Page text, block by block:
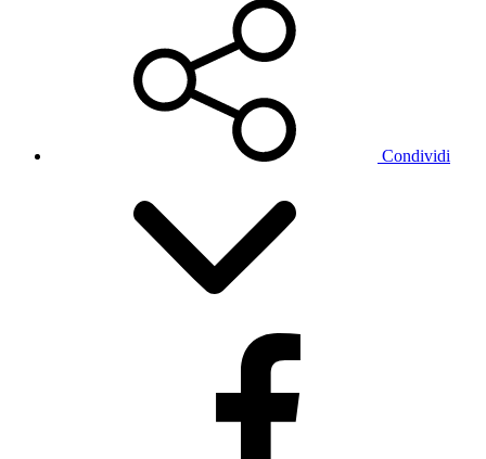
Condividi